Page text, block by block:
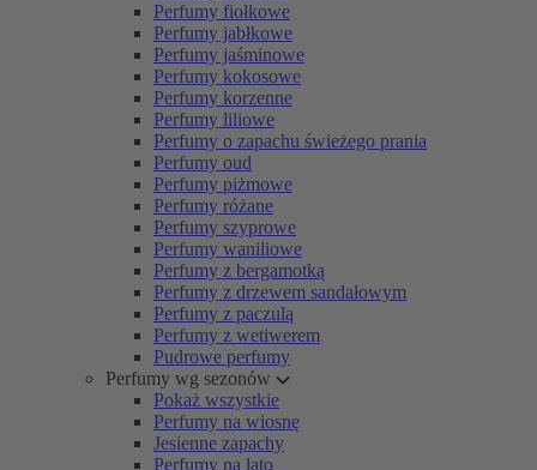
Perfumy fiołkowe
Perfumy jabłkowe
Perfumy jaśminowe
Perfumy kokosowe
Perfumy korzenne
Perfumy liliowe
Perfumy o zapachu świeżego prania
Perfumy oud
Perfumy piżmowe
Perfumy różane
Perfumy szyprowe
Perfumy waniliowe
Perfumy z bergamotką
Perfumy z drzewem sandałowym
Perfumy z paczulą
Perfumy z wetiwerem
Pudrowe perfumy
Perfumy wg sezonów
Pokaż wszystkie
Perfumy na wiosnę
Jesienne zapachy
Perfumy na lato